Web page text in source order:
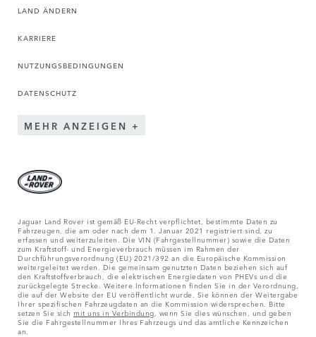
LAND ÄNDERN
KARRIERE
NUTZUNGSBEDINGUNGEN
DATENSCHUTZ
MEHR ANZEIGEN
Jaguar Land Rover ist gemäß EU-Recht verpflichtet, bestimmte Daten zu
Fahrzeugen, die am oder nach dem 1. Januar 2021 registriert sind, zu
erfassen und weiterzuleiten. Die VIN (Fahrgestellnummer) sowie die Daten
zum Kraftstoff- und Energieverbrauch müssen im Rahmen der
Durchführungsverordnung (EU) 2021/392 an die Europäische Kommission
weitergeleitet werden. Die gemeinsam genutzten Daten beziehen sich auf
den Kraftstoffverbrauch, die elektrischen Energiedaten von PHEVs und die
zurückgelegte Strecke. Weitere Informationen finden Sie in der Verordnung,
die auf der Website der EU veröffentlicht wurde. Sie können der Weitergabe
Ihrer spezifischen Fahrzeugdaten an die Kommission widersprechen. Bitte
setzen Sie sich mit uns in Verbindung , wenn Sie dies wünschen, und geben
Sie die Fahrgestellnummer Ihres Fahrzeugs und das amtliche Kennzeichen
an.